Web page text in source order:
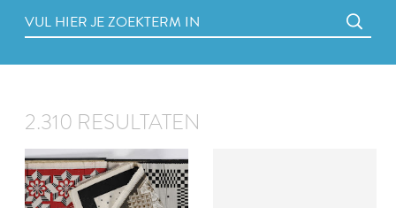
2.310 RESULTATEN